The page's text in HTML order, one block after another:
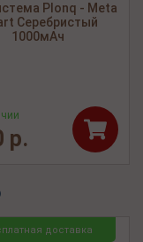
Plonq - Meta
Серебристый
1000мАч
р.
доставка